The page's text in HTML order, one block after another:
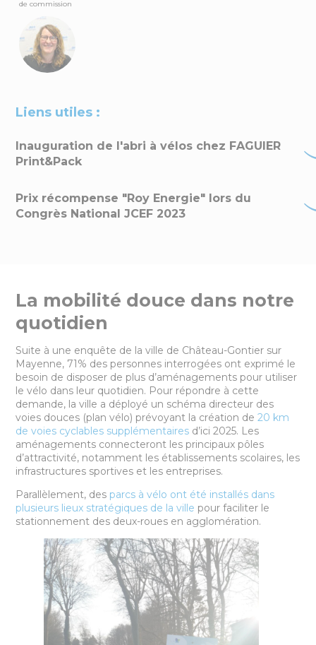
de commission
Liens utiles :
Inauguration de l'abri à vélos chez FAGUIER
Print&Pack
Prix récompense "Roy Energie" lors du
Congrès National JCEF 2023
La mobilité douce dans notre
quotidien
Suite à une enquête de la ville de Château-Gontier sur
Mayenne, 71% des personnes interrogées ont exprimé le
besoin de disposer de plus d’aménagements pour utiliser
le vélo dans leur quotidien. Pour répondre à cette
demande, la ville a déployé un schéma directeur des
voies douces (plan vélo) prévoyant la création de20 km
de voies cyclables supplémentaires d’ici 2025. Les
aménagements connecteront les principaux pôles
d’attractivité, notamment les établissements scolaires, les
infrastructures sportives et les entreprises.
Parallèlement, des parcs à vélo ont été installés dans
plusieurs lieux stratégiques de la ville pour faciliter le
stationnement des deux-roues en agglomération.